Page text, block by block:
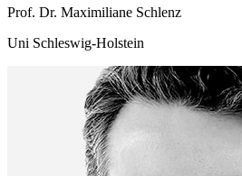
Prof. Dr. Maximiliane Schlenz
Uni Schleswig-Holstein